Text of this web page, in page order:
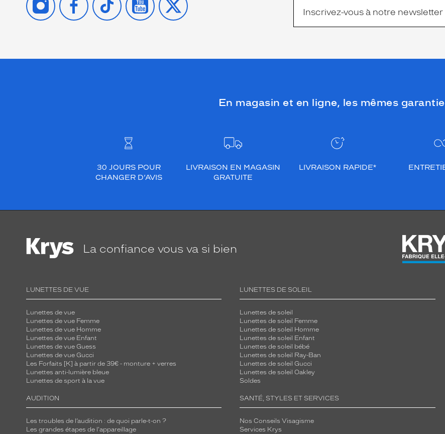
En magasin et en ligne, les mêmes
30 JOURS POUR
CHANGER D’AVIS
LIVRAISON EN MAGASIN
GRATUITE
LIVRAISON RAPIDE*
La confiance vous va si bien
LUNETTES DE VUE
Lunettes de vue
Lunettes de vue Femme
Lunettes de vue Homme
Lunettes de vue Enfant
Lunettes de vue Guess
Lunettes de vue Gucci
Les Forfaits [K] à partir de 39€ - monture + verres
Lunettes anti-lumière bleue
Lunettes de sport à la vue
LUNETTES DE SOLEIL
Lunettes de soleil
Lunettes de soleil Femme
Lunettes de soleil Homme
Lunettes de soleil Enfant
Lunettes de soleil bébé
Lunettes de soleil Ray-Ban
Lunettes de soleil Gucci
Lunettes de soleil Oakley
Soldes
AUDITION
Les troubles de l’audition : de quoi parle-t-on ?
Les grandes étapes de l'appareillage
SANTÉ, STYLES ET SERVICES
Nos Conseils Visagisme
Services Krys